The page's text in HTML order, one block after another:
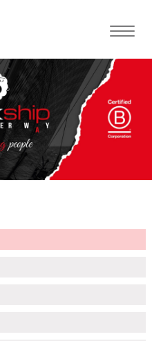
Toggle